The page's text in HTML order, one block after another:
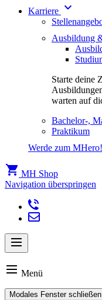
Karriere
Ausbildung
Starte deine
warten auf
Bachelor-,
Praktikum
Werde zum MHero!
MH Shop
Navigation überspringen
Menü
Modales Fenster schließen